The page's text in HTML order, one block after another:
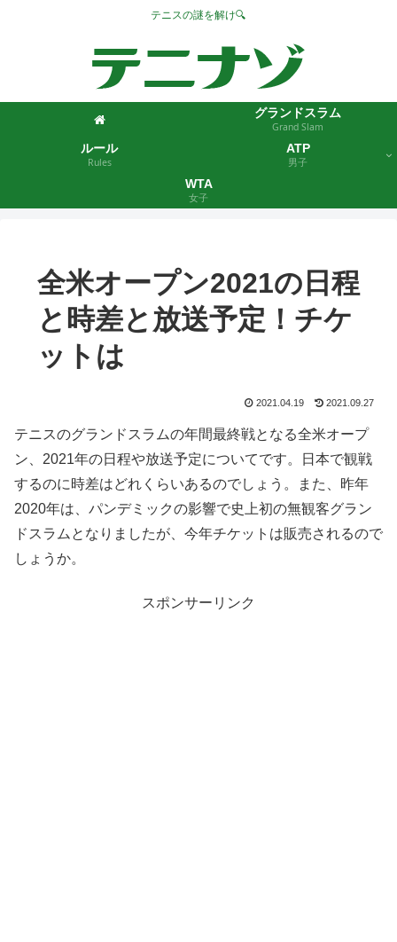
テニスの謎を解け🔍
グランドスラム
Grand Slam
ルール
Rules
ATP
男子
WTA
女子
全米オープン2021の日程
と時差と放送予定！チケ
ットは
2021.04.19 2021.09.27
テニスのグランドスラムの年間最終戦となる全米オープ
ン、2021年の日程や放送予定についてです。日本で観戦
するのに時差はどれくらいあるのでしょう。また、昨年
2020年は、パンデミックの影響で史上初の無観客グラン
ドスラムとなりましたが、今年チケットは販売されるので
しょうか。
スポンサーリンク